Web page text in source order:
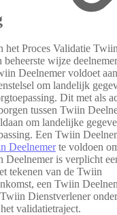
het Proces Validatie
wijze
Deelnemer voldoet
om landelijk
Dit met als
tussen Twiin
om landelijke
Een Twiin
Deelnemerte voldoen
Deelnemer is verplicht
tekenen van de Twiin
een Twiin
Dienstverlener
validatietraject.